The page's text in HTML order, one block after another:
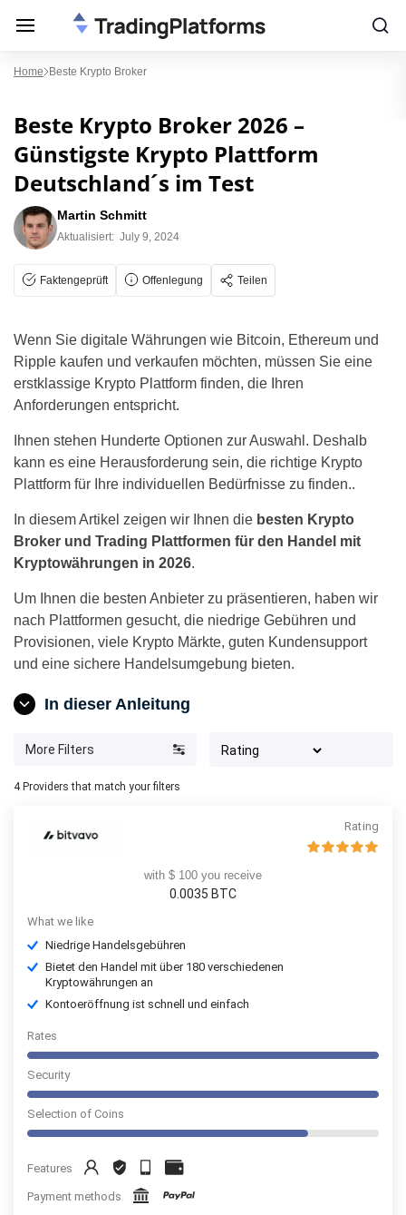
Home Beste Krypto Broker
Beste Krypto Broker 2026 –
Günstigste Krypto Plattform
Deutschland´s im Test
Martin Schmitt
Aktualisiert: July 9, 2024
Faktengeprüft Offenlegung Teilen
Wenn Sie digitale Währungen wie Bitcoin, Ethereum und
Ripple kaufen und verkaufen möchten, müssen Sie eine
erstklassige Krypto Plattform finden, die Ihren
Anforderungen entspricht.
Ihnen stehen Hunderte Optionen zur Auswahl. Deshalb
kann es eine Herausforderung sein, die richtige Krypto
Plattform für Ihre individuellen Bedürfnisse zu finden..
In diesem Artikel zeigen wir Ihnen die besten Krypto
Broker und Trading Plattformen für den Handel mit
Kryptowährungen in 2026.
Um Ihnen die besten Anbieter zu präsentieren, haben wir
nach Plattformen gesucht, die niedrige Gebühren und
Provisionen, viele Krypto Märkte, guten Kundensupport
und eine sichere Handelsumgebung bieten.
In dieser Anleitung
More Filters
4 Providers that match your filters
Rating
with $ 100 you receive
0.0035 BTC
What we like
Niedrige Handelsgebühren
Bietet den Handel mit über 180 verschiedenen
Kryptowährungen an
Kontoeröffnung ist schnell und einfach
Rates
Security
Selection of Coins
Features
Payment methods